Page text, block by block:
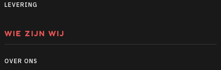
LEVERING
WIE ZIJN WIJ
OVER ONS